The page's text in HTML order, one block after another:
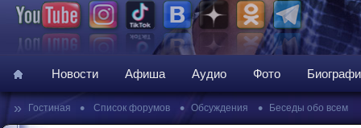
Новости Афиша Аудио Фото
» Гостиная • Список форумов • Обсуждения • Беседы обо всем